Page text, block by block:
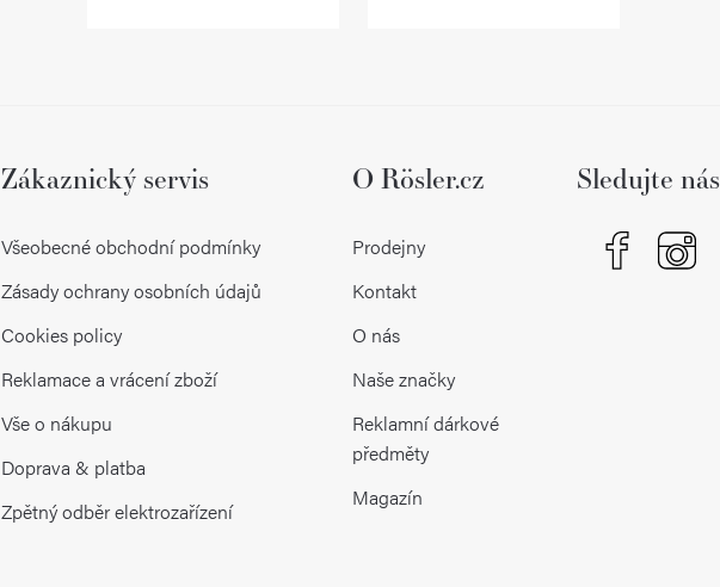
Zákaznický servis
Všeobecné obchodní podmínky
Zásady ochrany osobních údajů
Cookies policy
Reklamace a vrácení zboží
Vše o nákupu
Doprava & platba
Zpětný odběr elektrozařízení
O Rösler.cz
Prodejny
Kontakt
O nás
Naše značky
Reklamní dárkové
předměty
Magazín
Sledujte nás